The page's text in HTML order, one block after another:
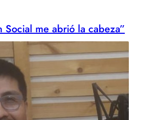
Social me abrió la cabeza”